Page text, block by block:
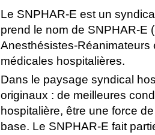
Le SNPHAR-E est un
prend le nom de SNPHAR-E
Anesthésistes-Réanimateurs
médicales hospitalières.
Dans le paysage syndical
originaux : de meilleures
hospitalière, être une force
base. Le SNPHAR-E fait